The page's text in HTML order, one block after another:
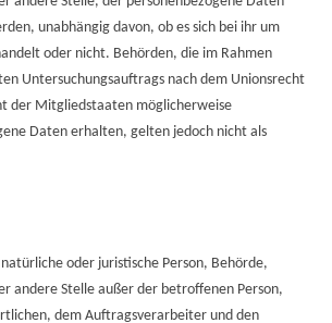
unabhängig davon, ob es sich bei ihr um
oder nicht. Behörden, die im Rahmen
Untersuchungsauftrags nach dem Unionsrecht
der Mitgliedstaaten möglicherweise
Daten erhalten, gelten jedoch nicht als
oder juristische Person, Behörde,
andere Stelle außer der betroffenen Person,
dem Auftragsverarbeiter und den